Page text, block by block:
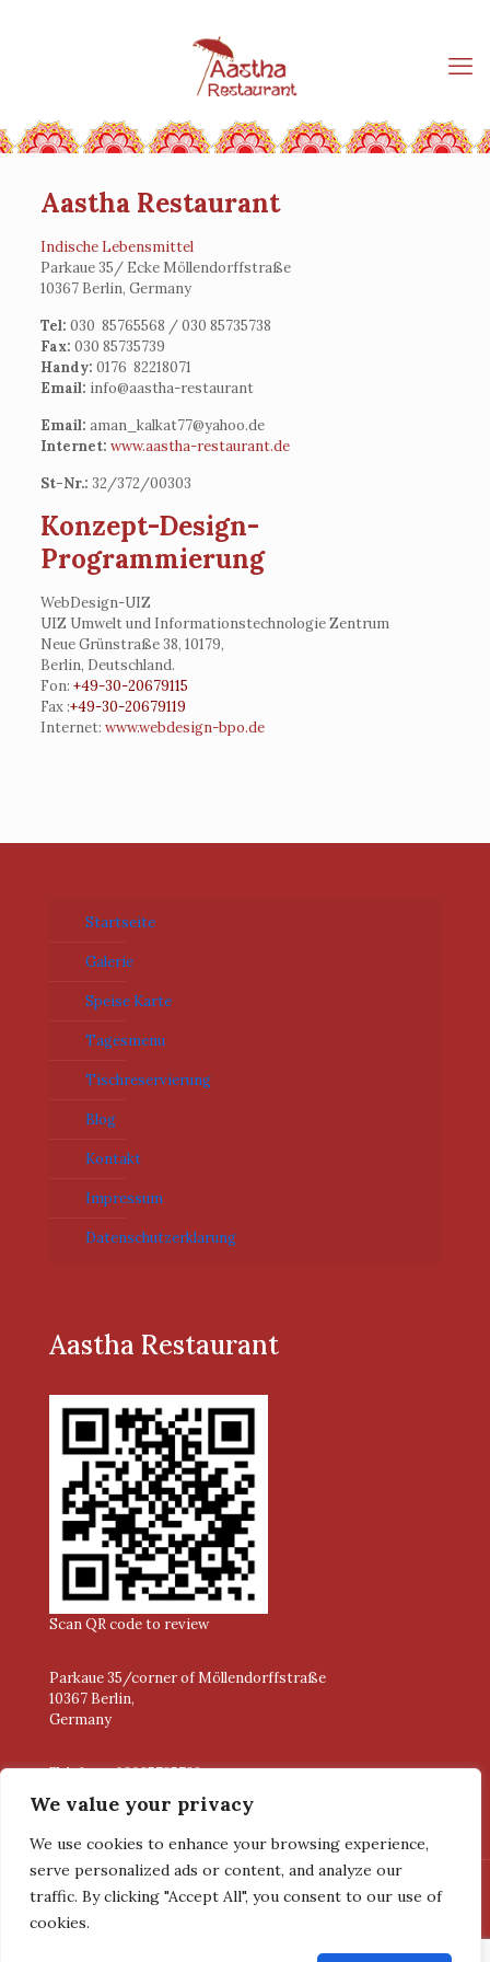
We value your privacy
We use cookies to enhance your browsing experience,
serve personalized ads or content, and analyze our
traffic. By clicking "Accept All", you consent to our use of
cookies.
Aastha Restaurant
Indische Lebensmittel
Parkaue 35/ Ecke Möllendorffstraße
10367 Berlin, Germany
Tel: 030 85765568 / 030 85735738
Fax: 030 85735739
Handy: 0176 82218071
Email: info@aastha-restaurant
Email: aman_kalkat77@yahoo.de
Internet: www.aastha-restaurant.de
St-Nr.: 32/372/00303
Konzept-Design-
Programmierung
WebDesign-UIZ
UIZ Umwelt und Informationstechnologie Zentrum
Neue Grünstraße 38, 10179,
Berlin, Deutschland.
Fon: +49-30-20679115
Fax :+49-30-20679119
Internet: www.webdesign-bpo.de
Startseite
Galerie
Speise Karte
Tagesmenu
Tischreservierung
Blog
Kontakt
Impressum
Datenschutzerklarung
Aastha Restaurant
Scan QR code to review
Parkaue 35/corner of Möllendorffstraße
10367 Berlin,
Germany
Telefone: 03085735738
Email: info@aastha-restaurant.de